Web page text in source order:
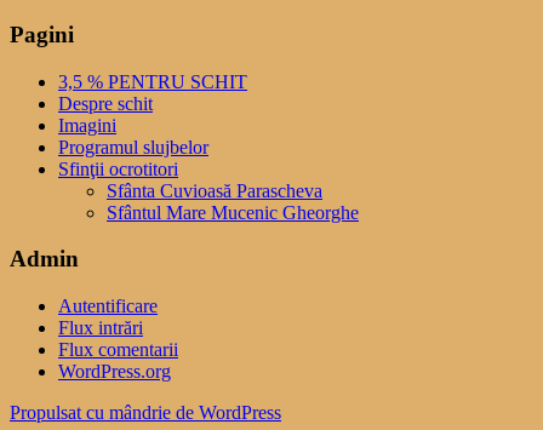
Pagini
3,5 % PENTRU SCHIT
Despre schit
Imagini
Programul slujbelor
Sfinţii ocrotitori
Sfânta Cuvioasă Parascheva
Sfântul Mare Mucenic Gheorghe
Admin
Autentificare
Flux intrări
Flux comentarii
WordPress.org
Propulsat cu mândrie de WordPress